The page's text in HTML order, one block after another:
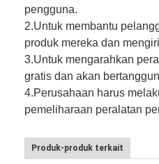
pengguna.
2.Untuk membantu
produk mereka dan
3.Untuk mengarahkan
gratis dan akan
4.Perusahaan harus
pemeliharaan peralatan
Produk-produk terkait